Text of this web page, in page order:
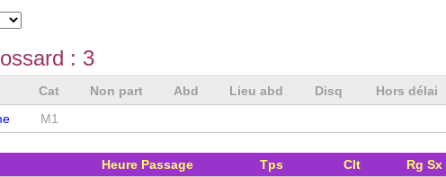
: 3
Cat Non part Abd Lieu abd Disq Hors délai
M1
Heure Passage Tps Clt Rg Sx